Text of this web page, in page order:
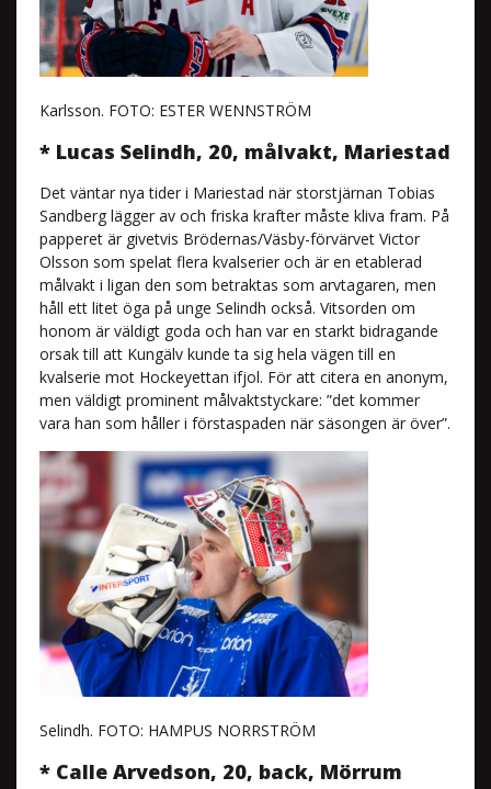
Karlsson. FOTO: ESTER WENNSTRÖM
* Lucas Selindh, 20, målvakt, Mariestad
Det väntar nya tider i Mariestad när storstjärnan Tobias
Sandberg lägger av och friska krafter måste kliva fram. På
papperet är givetvis Brödernas/Väsby-förvärvet Victor
Olsson som spelat flera kvalserier och är en etablerad
målvakt i ligan den som betraktas som arvtagaren, men
håll ett litet öga på unge Selindh också. Vitsorden om
honom är väldigt goda och han var en starkt bidragande
orsak till att Kungälv kunde ta sig hela vägen till en
kvalserie mot Hockeyettan ifjol. För att citera en anonym,
men väldigt prominent målvaktstyckare: ”det kommer
vara han som håller i förstaspaden när säsongen är över”.
Selindh. FOTO: HAMPUS NORRSTRÖM
* Calle Arvedson, 20, back, Mörrum